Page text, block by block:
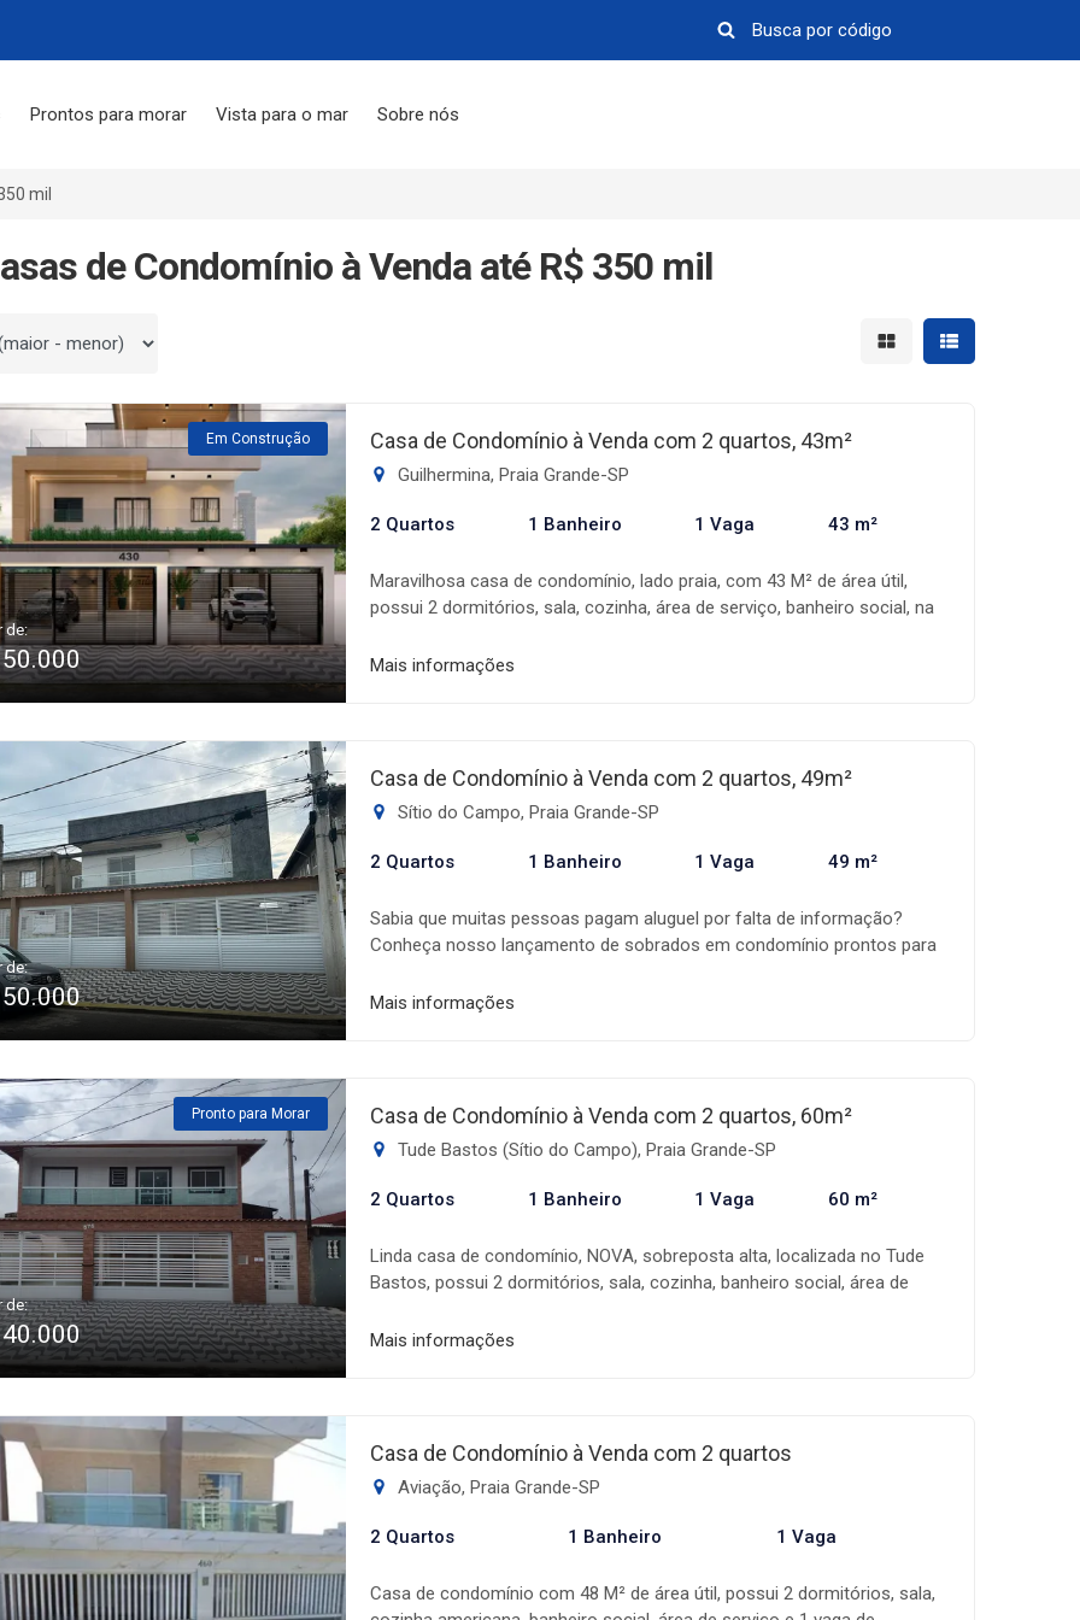
Prontos para morar Vista para o mar Sobre nós
mil
de Condomínio à Venda até R$ 350 mil
Mostrar resultados em
Mostrar
Em Construção
de:
Casa de Condomínio à Venda com 2 quartos, 43m²
Guilhermina, Praia Grande-SP
2 Quartos 1 Banheiro 1 Vaga 43 m²
Maravilhosa casa de condomínio, lado praia, com 43 M² de área útil,
possui 2 dormitórios, sala, cozinha, área de serviço, banheiro social, na
garagem. Ideal para você curtir com toda a família e amigos com
Mais informações
de:
Casa de Condomínio à Venda com 2 quartos, 49m²
Sítio do Campo, Praia Grande-SP
2 Quartos 1 Banheiro 1 Vaga 49 m²
Sabia que muitas pessoas pagam aluguel por falta de informação?
Conheça nosso lançamento de sobrados em condomínio prontos para
posto de saúde, comércio em geral, fácil acesso ao Terminal Rodoviário
uma visita em nosso escritório e saiba mais!
Mais informações
Pronto para Morar
de:
Casa de Condomínio à Venda com 2 quartos, 60m²
Tude Bastos (Sítio do Campo), Praia Grande-SP
2 Quartos 1 Banheiro 1 Vaga 60 m²
Linda casa de condomínio, NOVA, sobreposta alta, localizada no Tude
Bastos, possui 2 dormitórios, sala, cozinha, banheiro social, área de
sanca com luz azul em led e gabinete das pias com portas de alumínio.
Mais informações
Casa de Condomínio à Venda com 2 quartos
Aviação, Praia Grande-SP
2 Quartos 1 Banheiro 1 Vaga
Casa de condomínio com 48 M² de área útil, possui 2 dormitórios, sala,